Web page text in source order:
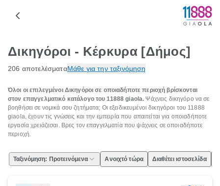
Δικηγόροι - Κέρκυρα [Δήμος]
206 αποτελέσματαΜάθε για την ταξινόμηση
Όλοι οι επιλεγμένοι Δικηγόροι σε οποιαδήποτε περιοχή βρίσκονται
στον επαγγελματικό κατάλογο του 11888 giaola. Ψάχνεις δικηγόρο να σε
βοηθήσει σε νομικά σου ζητήματα; Οι εξειδικευμένοι δικηγόροι του 11888
giaola, έχουν τις γνώσεις και την εμπειρία που απαιτείται για οποιαδήποτε
εργασία χρειάζεσαι. Βρες τον επαγγελματία που ψάχνεις σε οποιαδήποτε
περιοχή.
Ταξινόμηση: Προτεινόμενα Ανοιχτό τώρα Διαθέτει ιστοσελίδα